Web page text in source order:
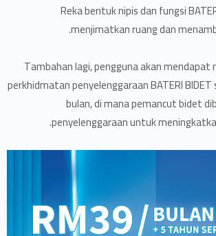
Reka bentuk nipis dan fungsi
menjimatkan ruang dan
Tambahan lagi, pengguna akan
perkhidmatan penyelenggaraan BATERI
bulan, di mana pemancut bidet
penyelenggaraan untuk